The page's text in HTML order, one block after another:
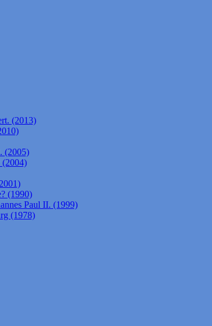
(2013)
(2005)
(2004)
(1990)
Paul II. (1999)
(1978)